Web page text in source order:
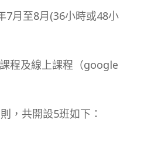
7月至8月(36小時或48小
程及線上課程（google
，共開設5班如下：